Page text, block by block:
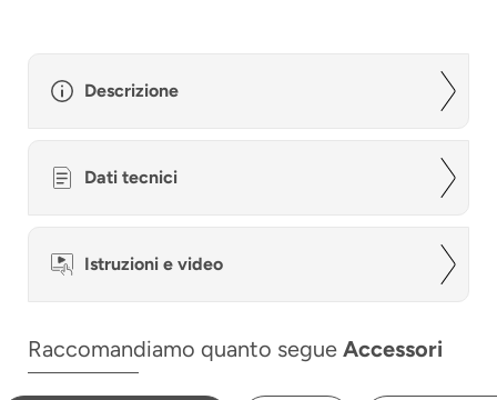
Descrizione
Dati tecnici
Istruzioni e video
Raccomandiamo quanto segue Accessori